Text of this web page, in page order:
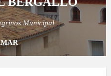
Municipal